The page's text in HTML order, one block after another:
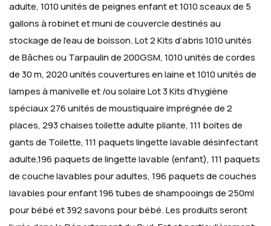
adulte, 1010 unités de peignes enfant et 1010 sceaux de 5
gallons à robinet et muni de couvercledestinés au
stockage de l’eau de boisson.Lot2Kitsd’abris1010 unités
de Bâches ou Tarpaulin de 200GSM, 1010 unités de cordes
de 30 m, 2020 unitéscouvertures en laine et 1010 unités de
lampes à manivelle et /ou solaireLot3Kitsd’hygiène
spéciaux276 unités de moustiquaire imprégnée de 2
places, 293 chaises toilette adulte pliante, 111 boites de
gants de Toilette, 111 paquets lingette lavable désinfectant
adulte,196 paquets de lingette lavable (enfant), 111 paquets
de couche lavables pour adultes, 196 paquets de couches
lavables pour enfant196 tubes de shampooings de 250ml
pour bébé et 392 savons pour bébé.Les produits seront